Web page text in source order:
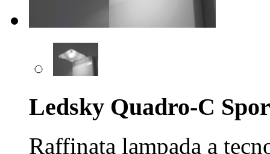
Ledsky Quadro-C
Raffinata lampada a